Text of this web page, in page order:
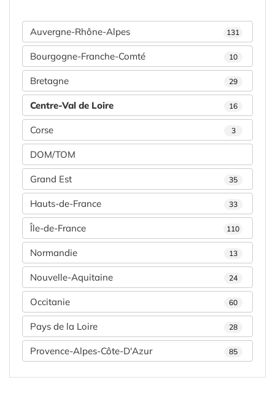
Auvergne-Rhône-Alpes 131
Bourgogne-Franche-Comté 10
Bretagne 29
Centre-Val de Loire 16
Corse 3
DOM/TOM
Grand Est 35
Hauts-de-France 33
Île-de-France 110
Normandie 13
Nouvelle-Aquitaine 24
Occitanie 60
Pays de la Loire 28
Provence-Alpes-Côte-D'Azur 85